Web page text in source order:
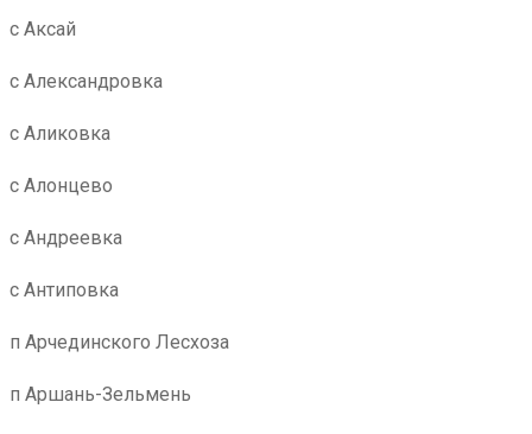
с Аксай
с Александровка
с Аликовка
с Алонцево
с Андреевка
с Антиповка
п Арчединского Лесхоза
п Аршань-Зельмень